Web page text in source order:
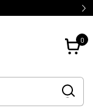
0